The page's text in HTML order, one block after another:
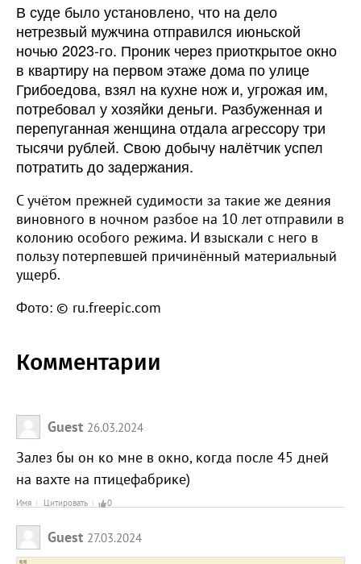
В суде было установлено, что на дело
нетрезвый мужчина отправился июньской
ночью 2023-го. Проник через приоткрытое окно
в квартиру на первом этаже дома по улице
Грибоедова, взял на кухне нож и, угрожая им,
потребовал у хозяйки деньги. Разбуженная и
перепуганная женщина отдала агрессору три
тысячи рублей. Свою добычу налётчик успел
потратить до задержания.
С учётом прежней судимости за такие же деяния
виновного в ночном разбое на 10 лет отправили в
колонию особого режима. И взыскали с него в
пользу потерпевшей причинённый материальный
ущерб.
Фото: © ru.freepic.com
Комментарии
Guest 26.03.2024
Залез бы он ко мне в окно, когда после 45 дней
на вахте на птицефабрике)
Имя Цитировать 0
Guest 27.03.2024